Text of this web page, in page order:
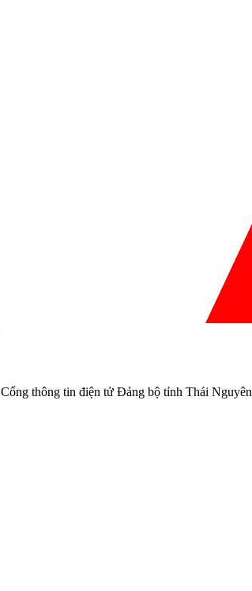
Cổng thông tin điện tử Đảng bộ tỉnh Thái Nguyên